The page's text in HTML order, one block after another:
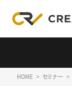
HOME セミナー